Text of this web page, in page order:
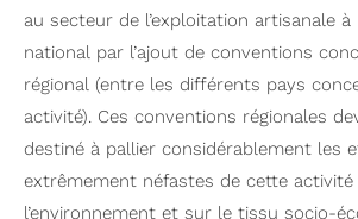
au secteur de l’exploitation artisanale à
national par l’ajout de conventions
régional (entre les différents pays
activité). Ces conventions régionales
destiné à pallier considérablement les
extrêmement néfastes de cette
l’environnement et sur le tissu socio-